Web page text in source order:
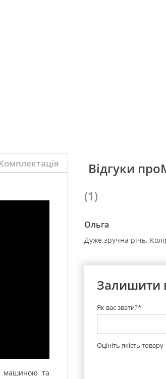
машиною та
Відгуки
(1)
Ольга
Дуже зручна річь.
Залишити
Як вас звати?*
Оцініть якість товару